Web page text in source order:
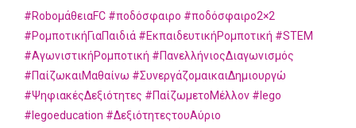
#RoboμάθειαFC #ποδόσφαιρο #ποδόσφαιρο2×2
#ΡομποτικήΓιαΠαιδιά #ΕκπαιδευτικήΡομποτική #STEM
#ΑγωνιστικήΡομποτική #ΠανελλήνιοςΔιαγωνισμός
#ΠαίζωκαιΜαθαίνω #ΣυνεργάζομαικαιΔημιουργώ
#ΨηφιακέςΔεξιότητες #ΠαίζωμετοΜέλλον #lego
#legoeducation #ΔεξιότητεςτουΑύριο